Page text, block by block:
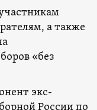
а также
«без
экс-